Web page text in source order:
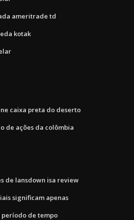
ameritrade td
kotak
caixa preta do deserto
de ações da colômbia
de lansdown isa review
significam apenas
de tempo